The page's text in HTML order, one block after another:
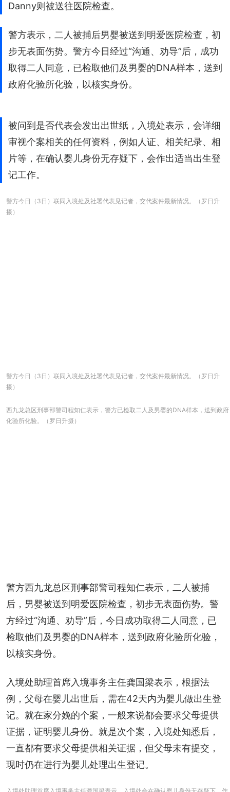
Danny则被送往医院检查。
警方表示，二人被捕后男婴被送到明爱医院检查，初
步无表面伤势。警方今日经过“沟通、劝导”后，成功
取得二人同意，已检取他们及男婴的DNA样本，送到
政府化验所化验，以核实身份。
被问到是否代表会发出出世纸，入境处表示，会详细
审视个案相关的任何资料，例如人证、相关纪录、相
片等，在确认婴儿身份无存疑下，会作出适当出生登
记工作。
警方今日（3日）联同入境处及社署代表见记者，交代案件最新情况。（罗日升
摄）
警方今日（3日）联同入境处及社署代表见记者，交代案件最新情况。（罗日升
摄）
西九龙总区刑事部警司程知仁表示，警方已检取二人及男婴的DNA样本，送到政府
化验所化验。（罗日升摄）
警方西九龙总区刑事部警司程知仁表示，二人被捕
后，男婴被送到明爱医院检查，初步无表面伤势。警
方经过“沟通、劝导”后，今日成功取得二人同意，已
检取他们及男婴的DNA样本，送到政府化验所化验，
以核实身份。
入境处助理首席入境事务主任龚国梁表示，根据法
例，父母在婴儿出世后，需在42天内为婴儿做出生登
记。就在家分娩的个案，一般来说都会要求父母提供
证据，证明婴儿身份。就是次个案，入境处知悉后，
一直都有要求父母提供相关证据，但父母未有提交，
现时仍在进行为婴儿处理出生登记。